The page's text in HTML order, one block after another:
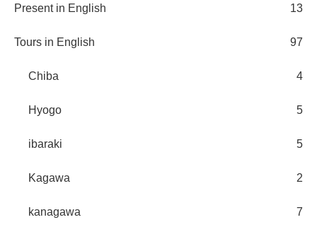
Present in English 13
Tours in English 97
Chiba 4
Hyogo 5
ibaraki 5
Kagawa 2
kanagawa 7